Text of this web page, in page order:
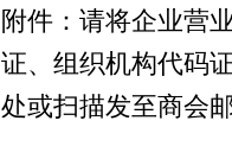
附件：请将企业营
证、组织机构代码
处或扫描发至商会